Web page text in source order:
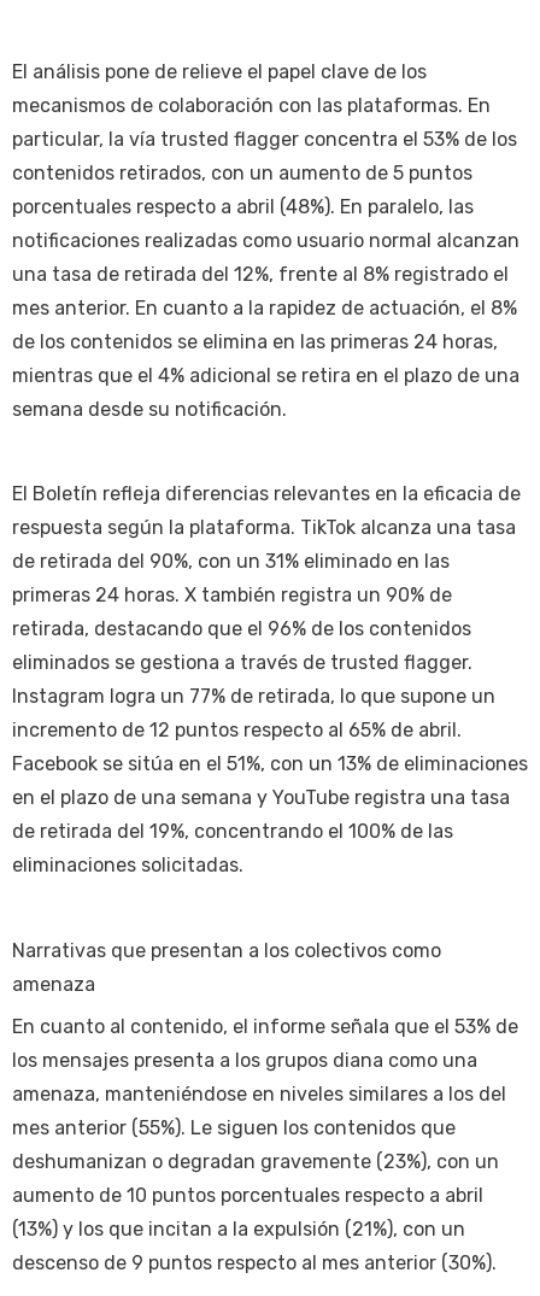
El análisis pone de relieve el papel clave de los
mecanismos de colaboración con las plataformas. En
particular, la vía trusted flagger concentra el 53% de los
contenidos retirados, con un aumento de 5 puntos
porcentuales respecto a abril (48%). En paralelo, las
notificaciones realizadas como usuario normal alcanzan
una tasa de retirada del 12%, frente al 8% registrado el
mes anterior. En cuanto a la rapidez de actuación, el 8%
de los contenidos se elimina en las primeras 24 horas,
mientras que el 4% adicional se retira en el plazo de una
semana desde su notificación.
El Boletín refleja diferencias relevantes en la eficacia de
respuesta según la plataforma. TikTok alcanza una tasa
de retirada del 90%, con un 31% eliminado en las
primeras 24 horas. X también registra un 90% de
retirada, destacando que el 96% de los contenidos
eliminados se gestiona a través de trusted flagger.
Instagram logra un 77% de retirada, lo que supone un
incremento de 12 puntos respecto al 65% de abril.
Facebook se sitúa en el 51%, con un 13% de eliminaciones
en el plazo de una semana y YouTube registra una tasa
de retirada del 19%, concentrando el 100% de las
eliminaciones solicitadas.
Narrativas que presentan a los colectivos como
amenaza
En cuanto al contenido, el informe señala que el 53% de
los mensajes presenta a los grupos diana como una
amenaza, manteniéndose en niveles similares a los del
mes anterior (55%). Le siguen los contenidos que
deshumanizan o degradan gravemente (23%), con un
aumento de 10 puntos porcentuales respecto a abril
(13%) y los que incitan a la expulsión (21%), con un
descenso de 9 puntos respecto al mes anterior (30%).